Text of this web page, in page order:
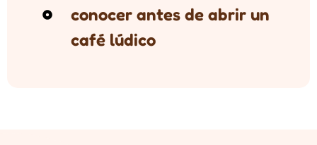
conocer antes de abrir un
café lúdico